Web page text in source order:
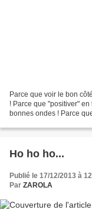
Parce que voir le bon
! Parce que "positiver"
bonnes ondes ! Parce
Ho ho ho...
Publié le 17/12/2013 à
Par ZAROLA